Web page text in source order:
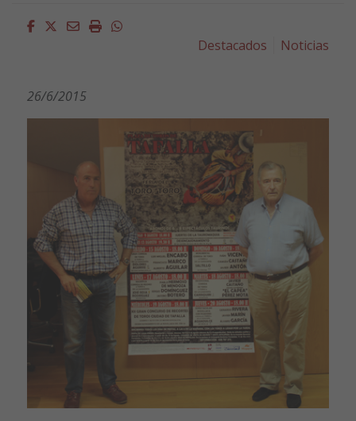
Facebook
Twitter
EmailImprimirWhatsapp
Destacados
Noticias
26/6/2015